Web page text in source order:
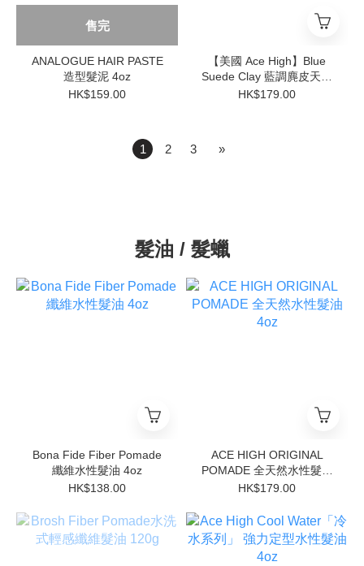
售完
ANALOGUE HAIR PASTE
造型髮泥 4oz
HK$159.00
【美國 Ace High】Blue
Suede Clay 藍調麂皮天然
水性髮泥 (4oz)
HK$179.00
1 2 3 »
髮油 / 髮蠟
Bona Fide Fiber Pomade
纖維水性髮油 4oz
HK$138.00
ACE HIGH ORIGINAL
POMADE 全天然水性髮油
4oz
HK$179.00